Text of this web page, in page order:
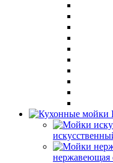
нержавеющая